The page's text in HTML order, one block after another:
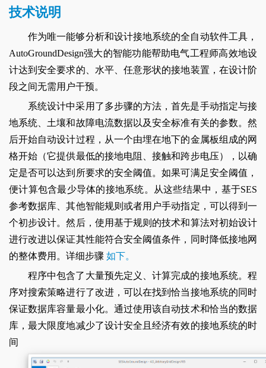
技术说明
作为唯一能够分析和设计接地系统的全自动软件工具，
AutoGroundDesign强大的智能功能帮助电气工程师高效地设
计达到安全要求的、水平、任意形状的接地装置，在设计阶
段之间无需用户干预。
系统设计中采用了多步骤的方法，首先是手动指定与接
地系统、土壤和故障电流数据以及安全标准有关的参数。然
后开始自动设计过程，从一个由埋在地下的金属板组成的网
格开始（它提供最低的接地电阻、接触和跨步电压），以确
定是否可以达到所要求的安全阈值。如果可满足安全阈值，
便计算包含最少导体的接地系统。从这些结果中，基于SES
参考数据库、其他智能规则或者用户手动指定，可以得到一
个初步设计。然后，使用基于规则的技术和算法对初始设计
进行改进以保证其性能符合安全阈值条件，同时降低接地网
的整体费用。详细步骤 如下。
程序中包含了大量预先定义、计算完成的接地系统。程
序对搜索策略进行了改进，可以在找到恰当接地系统的同时
保证数据库容量最小化。通过使用该自动技术和恰当的数据
库，最大限度地减少了设计安全且经济有效的接地系统的时
间